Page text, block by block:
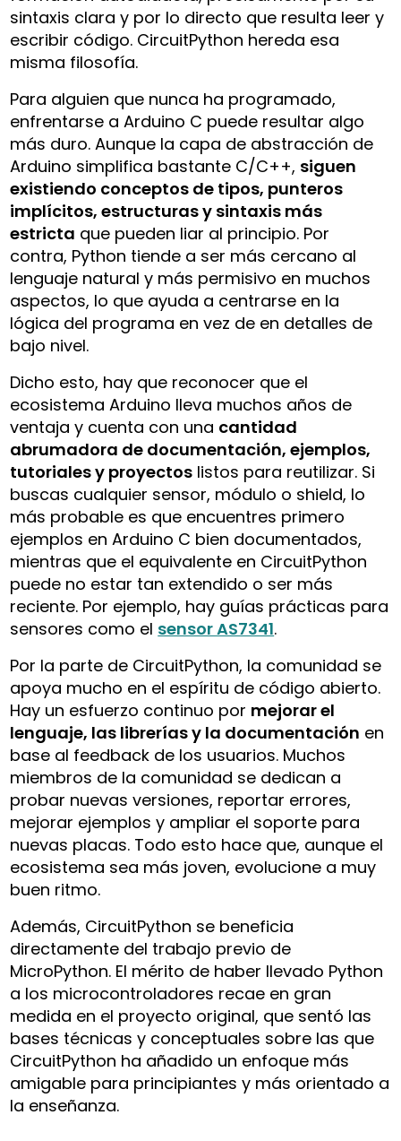
sintaxis clara y por lo directo que resulta leer y
escribir código. CircuitPython hereda esa
misma filosofía.
Para alguien que nunca ha programado,
enfrentarse a Arduino C puede resultar algo
más duro. Aunque la capa de abstracción de
Arduino simplifica bastante C/C++, siguen
existiendo conceptos de tipos, punteros
implícitos, estructuras y sintaxis más
estricta que pueden liar al principio. Por
contra, Python tiende a ser más cercano al
lenguaje natural y más permisivo en muchos
aspectos, lo que ayuda a centrarse en la
lógica del programa en vez de en detalles de
bajo nivel.
Dicho esto, hay que reconocer que el
ecosistema Arduino lleva muchos años de
ventaja y cuenta con una cantidad
abrumadora de documentación, ejemplos,
tutoriales y proyectos listos para reutilizar. Si
buscas cualquier sensor, módulo o shield, lo
más probable es que encuentres primero
ejemplos en Arduino C bien documentados,
mientras que el equivalente en CircuitPython
puede no estar tan extendido o ser más
reciente. Por ejemplo, hay guías prácticas para
sensores como el sensor AS7341.
Por la parte de CircuitPython, la comunidad se
apoya mucho en el espíritu de código abierto.
Hay un esfuerzo continuo por mejorar el
lenguaje, las librerías y la documentación en
base al feedback de los usuarios. Muchos
miembros de la comunidad se dedican a
probar nuevas versiones, reportar errores,
mejorar ejemplos y ampliar el soporte para
nuevas placas. Todo esto hace que, aunque el
ecosistema sea más joven, evolucione a muy
buen ritmo.
Además, CircuitPython se beneficia
directamente del trabajo previo de
MicroPython. El mérito de haber llevado Python
a los microcontroladores recae en gran
medida en el proyecto original, que sentó las
bases técnicas y conceptuales sobre las que
CircuitPython ha añadido un enfoque más
amigable para principiantes y más orientado a
la enseñanza.